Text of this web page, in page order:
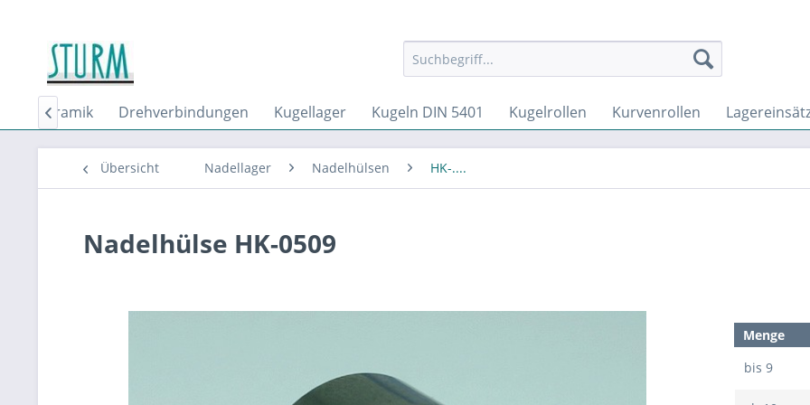
Keramik Drehverbindungen Kugellager Kugeln DIN 5401 Kugelrollen Kurvenrollen

Übersicht Nadellager Nadelhülsen HK-....
Nadelhülse HK-0509
Menge
bis9